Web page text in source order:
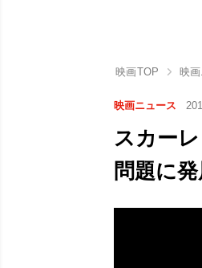
映画TOP 映
映画ニュース
スカー
問題に